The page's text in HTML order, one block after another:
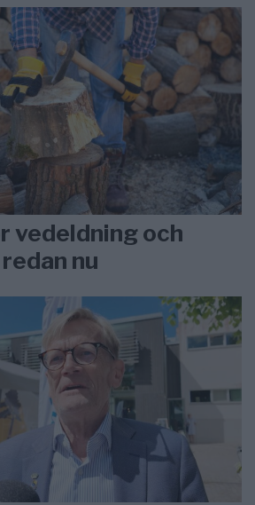
vedeldning och
nu